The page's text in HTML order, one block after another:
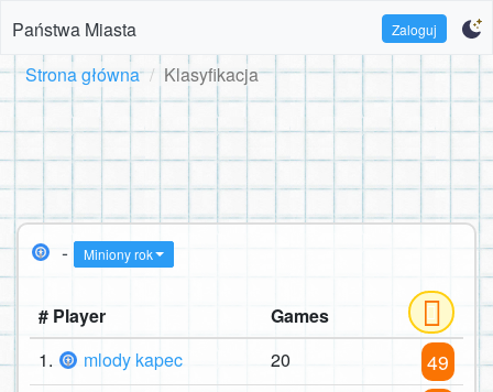
Państwa Miasta Zaloguj
Strona główna Klasyfikacja
- Miniony rok
# Player
Games
1.
mlody kapec 20 49